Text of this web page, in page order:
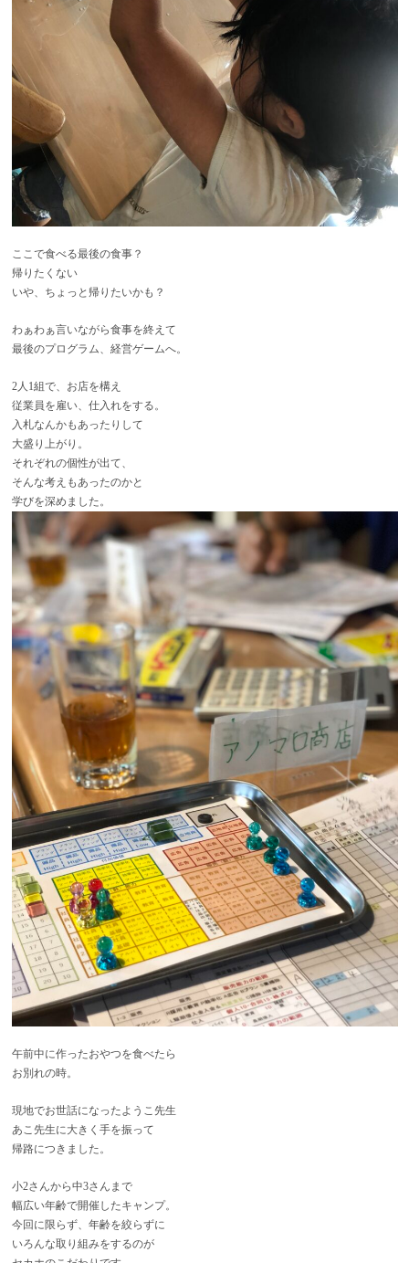
ここで食べる最後の食事？
帰りたくない
いや、ちょっと帰りたいかも？
わぁわぁ言いながら食事を終えて
最後のプログラム、経営ゲームへ。
2人1組で、お店を構え
従業員を雇い、仕入れをする。
入札なんかもあったりして
大盛り上がり。
それぞれの個性が出て、
そんな考えもあったのかと
学びを深めました。
午前中に作ったおやつを食べたら
お別れの時。
現地でお世話になったようこ先生
あこ先生に大きく手を振って
帰路につきました。
小2さんから中3さんまで
幅広い年齢で開催したキャンプ。
今回に限らず、年齢を絞らずに
いろんな取り組みをするのが